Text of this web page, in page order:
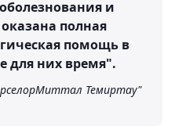
и
полная
помощь в
для них время".
Темиртау"